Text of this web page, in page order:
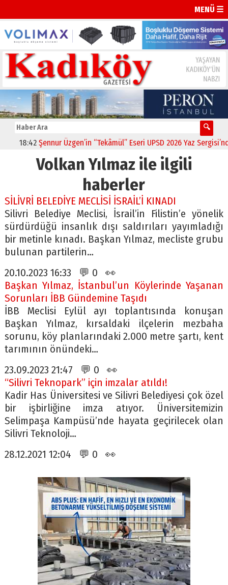
MENÜ ☰
18:42 Şennur Üzgen’in “Tekâmül” Eseri UPSD 2026 Yaz
Volkan Yılmaz ile ilgili
haberler
SİLİVRİ BELEDİYE MECLİSİ İSRAİL’İ KINADI
Silivri Belediye Meclisi, İsrail’in Filistin’e yönelik
sürdürdüğü insanlık dışı saldırıları yayımladığı
bir metinle kınadı. Başkan Yılmaz, mecliste grubu
bulunan partilerin…
20.10.2023 16:33 💬 0 👀
Başkan Yılmaz, İstanbul’un Köylerinde Yaşanan
Sorunları İBB Gündemine Taşıdı
İBB Meclisi Eylül ayı toplantısında konuşan
Başkan Yılmaz, kırsaldaki ilçelerin mezbaha
sorunu, köy planlarındaki 2.000 metre şartı, kent
tarımının önündeki…
23.09.2023 21:47 💬 0 👀
“Silivri Teknopark” için imzalar atıldı!
Kadir Has Üniversitesi ve Silivri Belediyesi çok özel
bir işbirliğine imza atıyor. Üniversitemizin
Selimpaşa Kampüsü’nde hayata geçirilecek olan
Silivri Teknoloji…
28.12.2021 12:04 💬 0 👀